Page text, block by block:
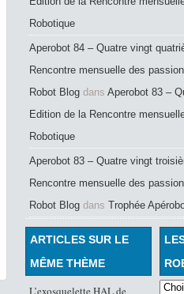
Robotique
Aperobot 84 – Quatre vingt
Rencontre mensuelle des
Robot Blog dans Aperobot 83 –
Edition de la Rencontre
Robotique
Aperobot 83 – Quatre vingt
Rencontre mensuelle des
Robot Blog dans Trophée
ARTICLES SUR LE
MÊME THÈME
L’exosquelette HAL de